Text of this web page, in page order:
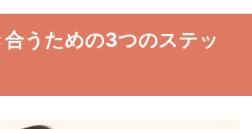
うための3つのステッ